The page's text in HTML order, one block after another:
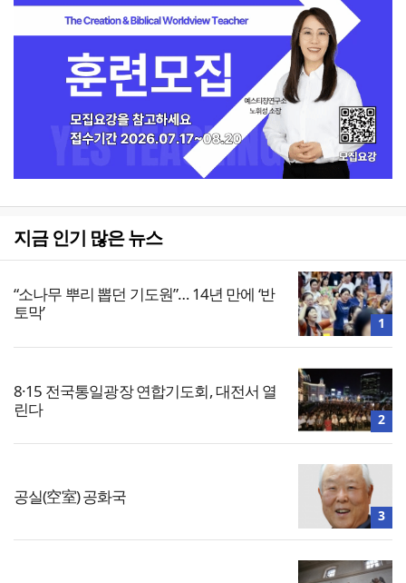
지금 인기 많은 뉴스
“소나무 뿌리 뽑던 기도원”… 14년 만에 ‘반
토막’
1
8·15 전국통일광장 연합기도회, 대전서 열
린다
2
공실(空室) 공화국
3